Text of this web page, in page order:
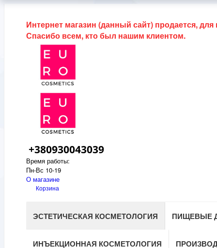
Интернет магазин (данный сайт) продается,
Спасибо всем, кто был нашим клиентом.
+380930043039
Время работы:
Пн-Вс 10-19
О магазине
Корзина
ЭСТЕТИЧЕСКАЯ КОСМЕТОЛОГИЯ ПИЩЕВЫЕ
ИНЪЕКЦИОННАЯ КОСМЕТОЛОГИЯ